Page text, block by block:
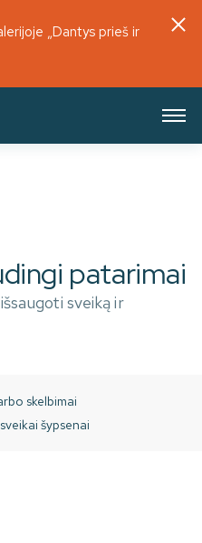
„Dantys prieš ir
patarimai
sveiką ir
skelbimai
šypsenai